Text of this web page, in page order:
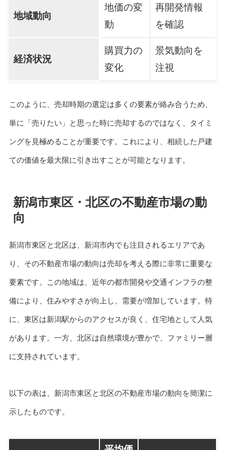
地域動向
地価の変
動
再開発情報
を確認
経済状況
購買力の
変化
景気動向を
注視
このように、売却時期の選定は多くの要素が絡み合うため、
単に「売りたい」と思った時に売却するのではなく、タイミ
ングを見極めることが重要です。これにより、相続した戸建
ての価値を最大限に引き出すことが可能となります。
新潟市東区・北区の不動産市場の動
向
新潟市東区と北区は、新潟市内でも注目されるエリアであ
り、その不動産市場の動向は売却を考える際に非常に重要な
要素です。この地域は、近年の都市開発や交通インフラの整
備により、住みやすさが向上し、需要が増加しています。特
に、東区は新潟駅からのアクセスが良く、住宅地として人気
があります。一方、北区は自然環境が豊かで、ファミリー層
に支持されています。
以下の表は、新潟市東区と北区の不動産市場の動向を簡潔に
示したものです。